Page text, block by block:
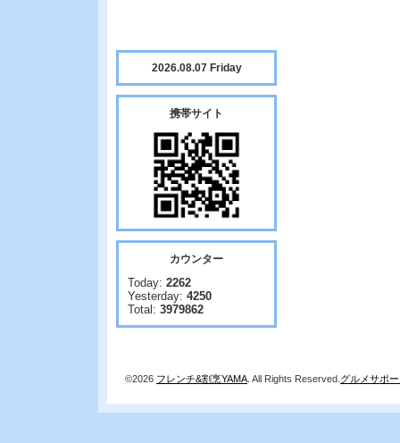
2026.08.07 Friday
携帯サイト
カウンター
Today: 2262
Yesterday: 4250
Total: 3979862
©2026 フレンチ&割烹YAMA . All Rights Reserved. グルメサポ